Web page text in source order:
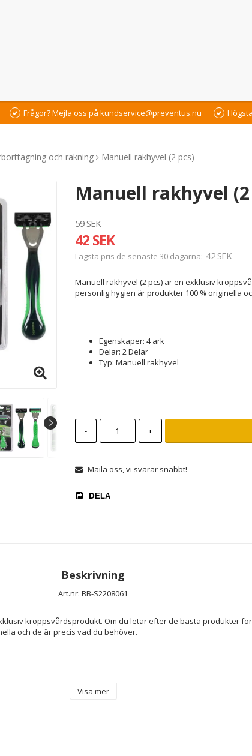
Frågor? Mejla oss på kundservice@preventus.nu
och rakning Manuell rakhyvel (2 pcs)
Manuell rakhyvel
59 SEK
42 SEK
Lägsta pris de senaste 30 dagarna 42 SEK
Manuell rakhyvel (2 pcs) är en exklusiv
personlig hygien är produkter 100 % originella
Egenskaper: 4 ark
Delar: 2 Delar
Typ: Manuell rakhyvel
- +
Maila oss, vi svarar snabbt!
DELA
Beskrivning
Art.nr: BB-S2208061
kroppsvårdsprodukt. Om du letar efter de bästa produkter
och de är precis vad du behöver.
Visa mer